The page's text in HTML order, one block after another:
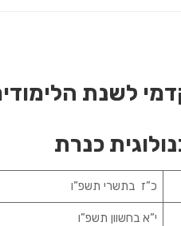
לשנת
כנרת
כ”ז בתשרי תשפ”ו
י”א בחשוון תשפ”ו